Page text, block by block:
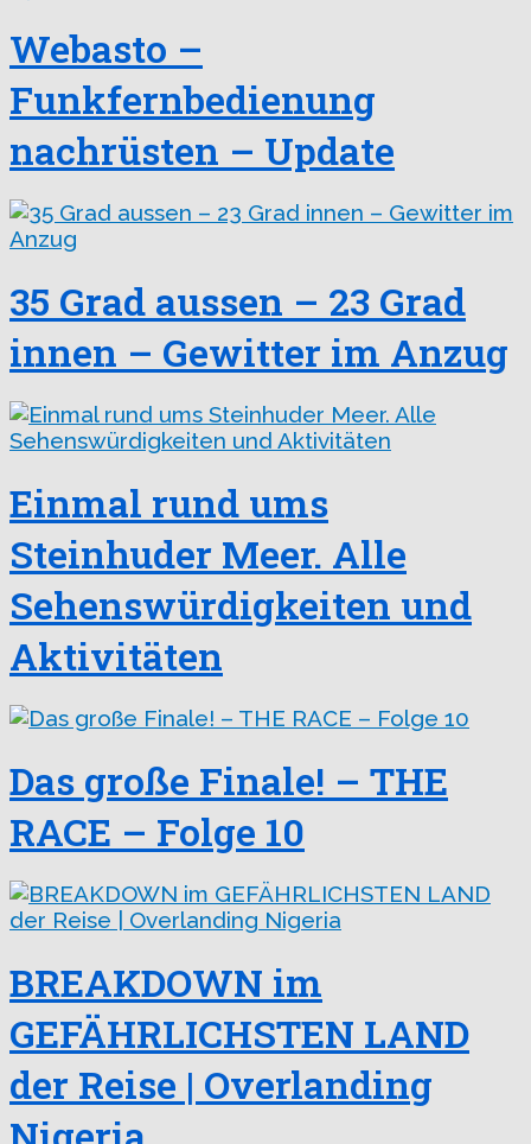
Webasto –
Funkfernbedienung
nachrüsten – Update
35 Grad aussen – 23 Grad
innen – Gewitter im Anzug
Einmal rund ums
Steinhuder Meer. Alle
Sehenswürdigkeiten und
Aktivitäten
Das große Finale! – THE
RACE – Folge 10
BREAKDOWN im
GEFÄHRLICHSTEN LAND
der Reise | Overlanding